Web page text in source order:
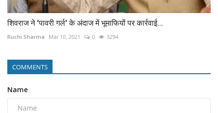
शिवराज ने 'पावरी गर्ल' के अंदाज में भूमाफियों पर कार्रवाई...
Ruchi Sharma Mar 10, 2021 0 3294
COMMENTS
Name